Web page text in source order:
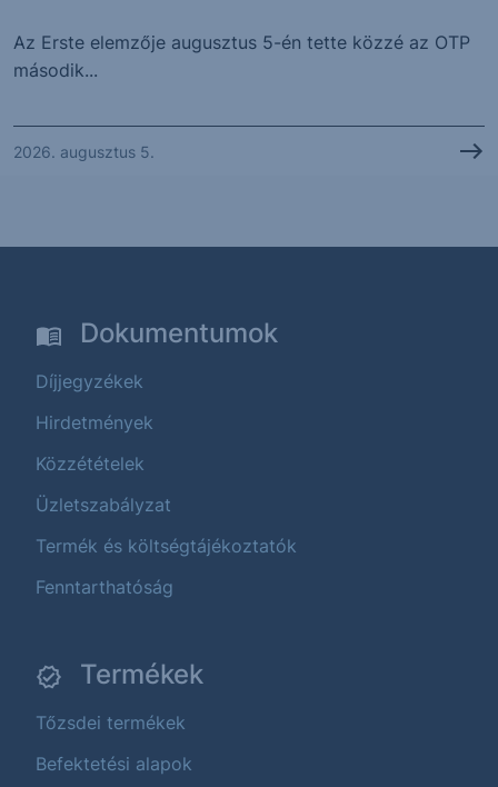
Az Erste elemzője augusztus 5-én tette közzé az OTP
második...
2026. augusztus 5.
Dokumentumok
Díjjegyzékek
Hirdetmények
Közzétételek
Üzletszabályzat
Termék és költségtájékoztatók
Fenntarthatóság
Termékek
Tőzsdei termékek
Befektetési alapok